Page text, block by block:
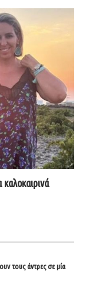
τους άντρες σε μία